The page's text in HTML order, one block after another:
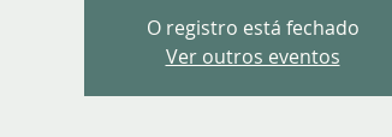
O registro está fechado
Ver outros eventos